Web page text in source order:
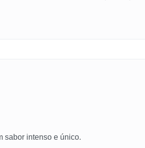
sabor intenso e único.